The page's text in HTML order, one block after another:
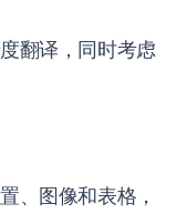
翻译，同时考虑
、图像和表格，